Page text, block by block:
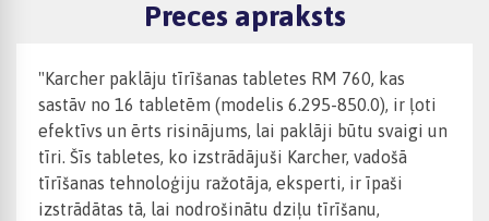
Preces apraksts
"Karcher paklāju tīrīšanas tabletes RM 760, kas
sastāv no 16 tabletēm (modelis 6.295-850.0), ir ļoti
efektīvs un ērts risinājums, lai paklāji būtu svaigi un
tīri. Šīs tabletes, ko izstrādājuši Karcher, vadošā
tīrīšanas tehnoloģiju ražotāja, eksperti, ir īpaši
izstrādātas tā, lai nodrošinātu dziļu tīrīšanu,